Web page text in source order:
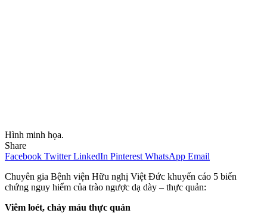
Hình minh họa.
Share
Facebook Twitter LinkedIn Pinterest WhatsApp Email
Chuyên gia Bệnh viện Hữu nghị Việt Đức khuyến cáo 5 biến
chứng nguy hiểm của trào ngược dạ dày – thực quản:
Viêm loét, chảy máu thực quản